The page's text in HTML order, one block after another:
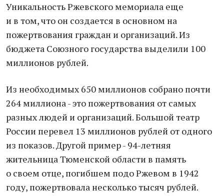
Уникальность Ржевского мемориала еще
и в том, что он создается в основном на
пожертвования граждан и организаций. Из
бюджета Союзного государства выделили 100
миллионов рублей.
Из необходимых 650 миллионов собрано почти
264 миллиона - это пожертвования от самых
разных людей и организаций. Большой театр
России перевел 13 миллионов рублей от одного
из показов. Другой пример - 94-летняя
жительница Тюменской области в память
о своем отце, погибшем подо Ржевом в 1942
году, пожертвовала несколько тысяч рублей.